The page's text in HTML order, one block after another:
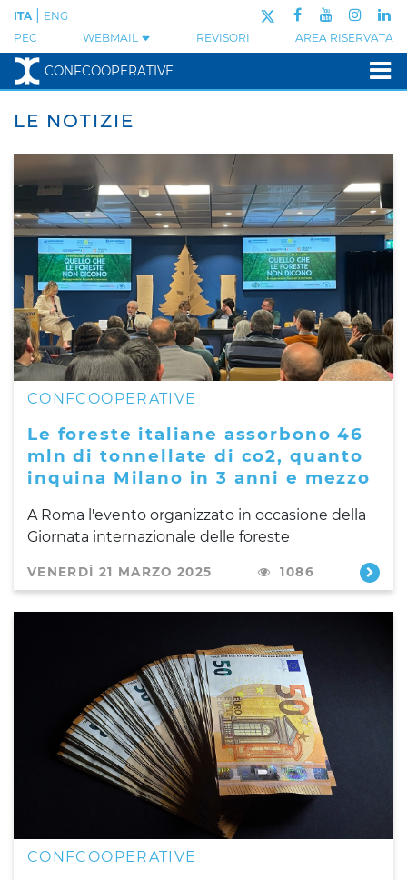
PEC WEBMAIL REVISORI AREA RISERVATA
ITA ENG
CONFCOOPERATIVE
LE NOTIZIE
CONFCOOPERATIVE
Le foreste italiane assorbono 46
mln di tonnellate di co2, quanto
inquina Milano in 3 anni e mezzo
A Roma l'evento organizzato in occasione della
Giornata internazionale delle foreste
VENERDÌ 21 MARZO 2025 1086
CONFCOOPERATIVE